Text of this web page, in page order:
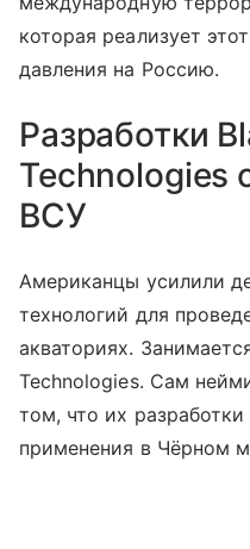
которая реализует
давления на Россию.
Разработки
Technologies
ВСУ
Американцы усилили
технологий для
акваториях.
Technologies. Сам
том, что их
применения в Чёрном